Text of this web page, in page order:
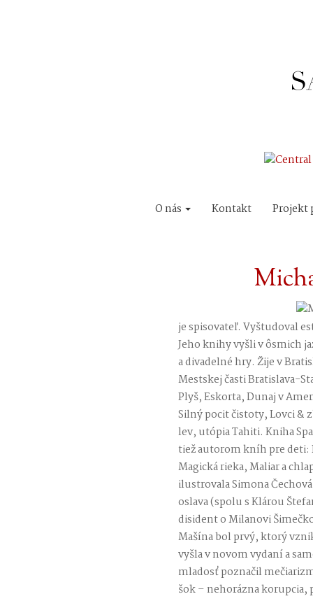
O nás Kontakt Projekt
je spisovateľ. Vyštudoval
Jeho knihy vyšli v ôsmich
a divadelné hry. Žije v
Mestskej časti Bratislava-
Plyš, Eskorta, Dunaj v
Silný pocit čistoty, Lovci &
lev, utópia Tahiti. Kniha
tiež autorom kníh pre deti:
Magická rieka, Maliar a
ilustrovala Simona
oslava (spolu s Klárou
disident o Milanovi
Mašína bol prvý, ktorý
vyšla v novom vydaní a
mladosť poznačil
šok – nehorázna